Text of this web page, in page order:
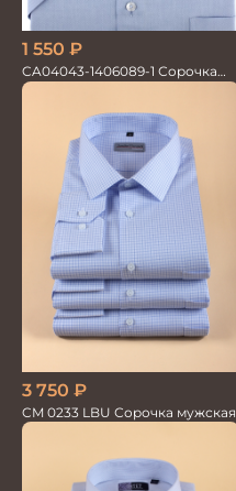
1 550 ₽
CA04043-1406089-1 Сорочка
мужская
3 750 ₽
CM 0233 LBU Сорочка мужская